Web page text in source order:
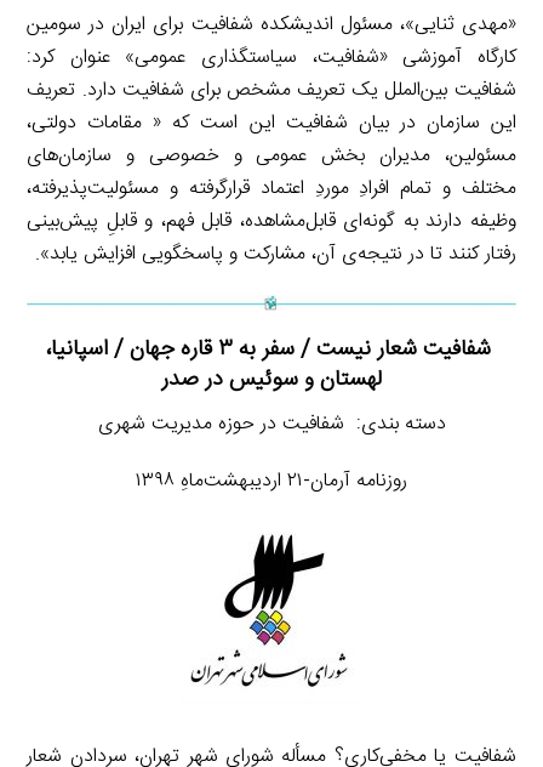
«مهدی ثنایی»، مسئول اندیشکده شفافیت برای ایران در سومین
کارگاه آموزشی «شفافیت، سیاستگذاری عمومی» عنوان کرد:
شفافیت بین‌الملل یک تعریف مشخص برای شفافیت دارد. تعریف
این سازمان در بیان شفافیت این است که « مقامات دولتی،
مسئولین، مدیران بخش عمومی و خصوصی و سازمان‌های
مختلف و تمام افرادِ موردِ اعتماد قرارگرفته و مسئولیت‌پذیرفته،
وظیفه دارند به گونه‌ای قابل‌مشاهده، قابل فهم، و قابلِ پیش‌بینی
رفتار کنند تا در نتیجه‌ی آن، مشارکت و پاسخگویی افزایش یابد».
شفافیت شعار نیست / سفر به ۳ قاره جهان / اسپانیا،
لهستان و سوئیس در صدر
دسته بندی: شفافیت در حوزه مدیریت شهری
روزنامه آرمان-۲۱ اردیبهشت‌ماهِ ۱۳۹۸
شفافیت یا مخفی‌کاری؟ مسأله شورای شهر تهران، سردادن شعار